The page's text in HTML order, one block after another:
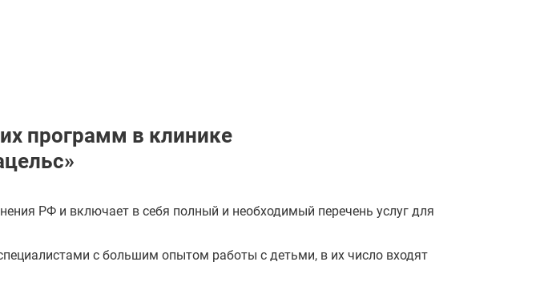
программ в клинике
РФ и включает в себя полный и необходимый перечень услуг для
с большим опытом работы с детьми, в их число входят